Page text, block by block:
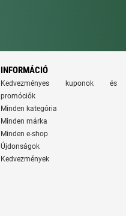
INFORMÁCIÓ
Kedvezményes kuponok és
promóciók
Minden kategória
Minden márka
Minden e-shop
Újdonságok
Kedvezmények